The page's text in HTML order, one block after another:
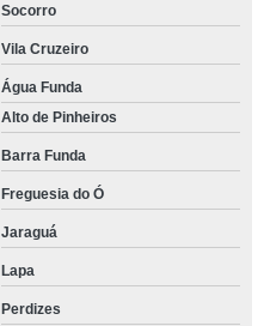
Socorro
Vila Cruzeiro
Água Funda
Alto de Pinheiros
Barra Funda
Freguesia do Ó
Jaraguá
Lapa
Perdizes